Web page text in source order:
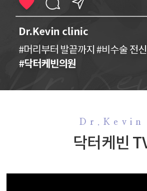
Dr.Kevin
닥터케빈